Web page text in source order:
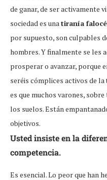
de ganar, de ser activamente
sociedad es una tiranía
por supuesto, son culpables
hombres. Y finalmente se les
prosperar o avanzar, porque
seréis cómplices activos de la
es que muchos varones,
los suelos. Están
objetivos.
Usted insiste en la
competencia.
Es esencial. Lo peor que han